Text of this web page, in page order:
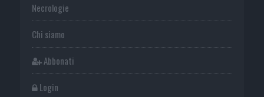
Necrologie
Chi siamo
Abbonati
Login